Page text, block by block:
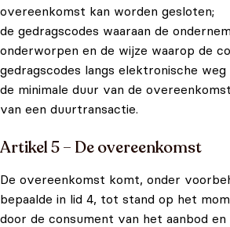
overeenkomst kan worden gesloten;
de gedragscodes waaraan de
onderworpen en de wijze waarop de
gedragscodes langs elektronische weg
de minimale duur van de
van een duurtransactie.
Artikel 5 – De overeenkomst
De overeenkomst komt, onder
bepaalde in lid 4, tot stand op het
door de consument van het aanbod